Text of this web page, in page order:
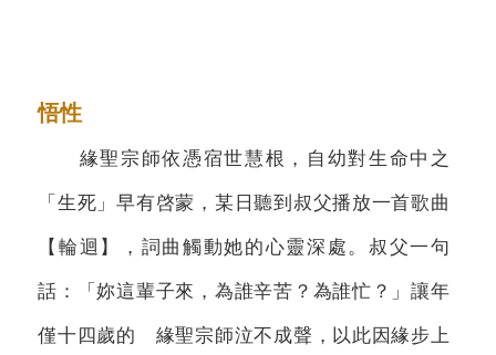
悟性
緣聖宗師依憑宿世慧根，自幼對生命中之
「生死」早有啓蒙，某日聽到叔父播放一首歌曲
【輪迴】，詞曲觸動她的心靈深處。叔父一句
話：「妳這輩子來，為誰辛苦？為誰忙？」讓年
僅十四歲的 緣聖宗師泣不成聲，以此因緣步上